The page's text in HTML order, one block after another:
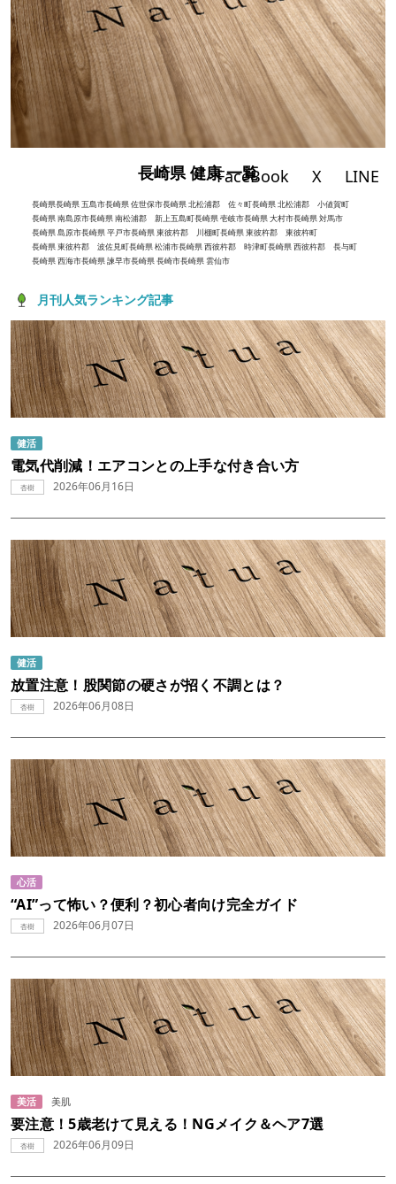
FaceBook X LINE
長崎県 健康 一覧
長崎県長崎県 五島市長崎県 佐世保市長崎県 北松浦郡 佐々町長崎県 北松浦郡 小値賀町
長崎県 南島原市長崎県 南松浦郡 新上五島町長崎県 壱岐市長崎県 大村市長崎県 対馬市
長崎県 島原市長崎県 平戸市長崎県 東彼杵郡 川棚町長崎県 東彼杵郡 東彼杵町
長崎県 東彼杵郡 波佐見町長崎県 松浦市長崎県 西彼杵郡 時津町長崎県 西彼杵郡 長与町
長崎県 西海市長崎県 諫早市長崎県 長崎市長崎県 雲仙市
月刊人気ランキング記事
健活
電気代削減！エアコンとの上手な付き合い方
杏樹 2026年06月16日
健活
放置注意！股関節の硬さが招く不調とは？
杏樹 2026年06月08日
心活
“AI”って怖い？便利？初心者向け完全ガイド
杏樹 2026年06月07日
美活 美肌
要注意！5歳老けて見える！NGメイク＆ヘア7選
杏樹 2026年06月09日